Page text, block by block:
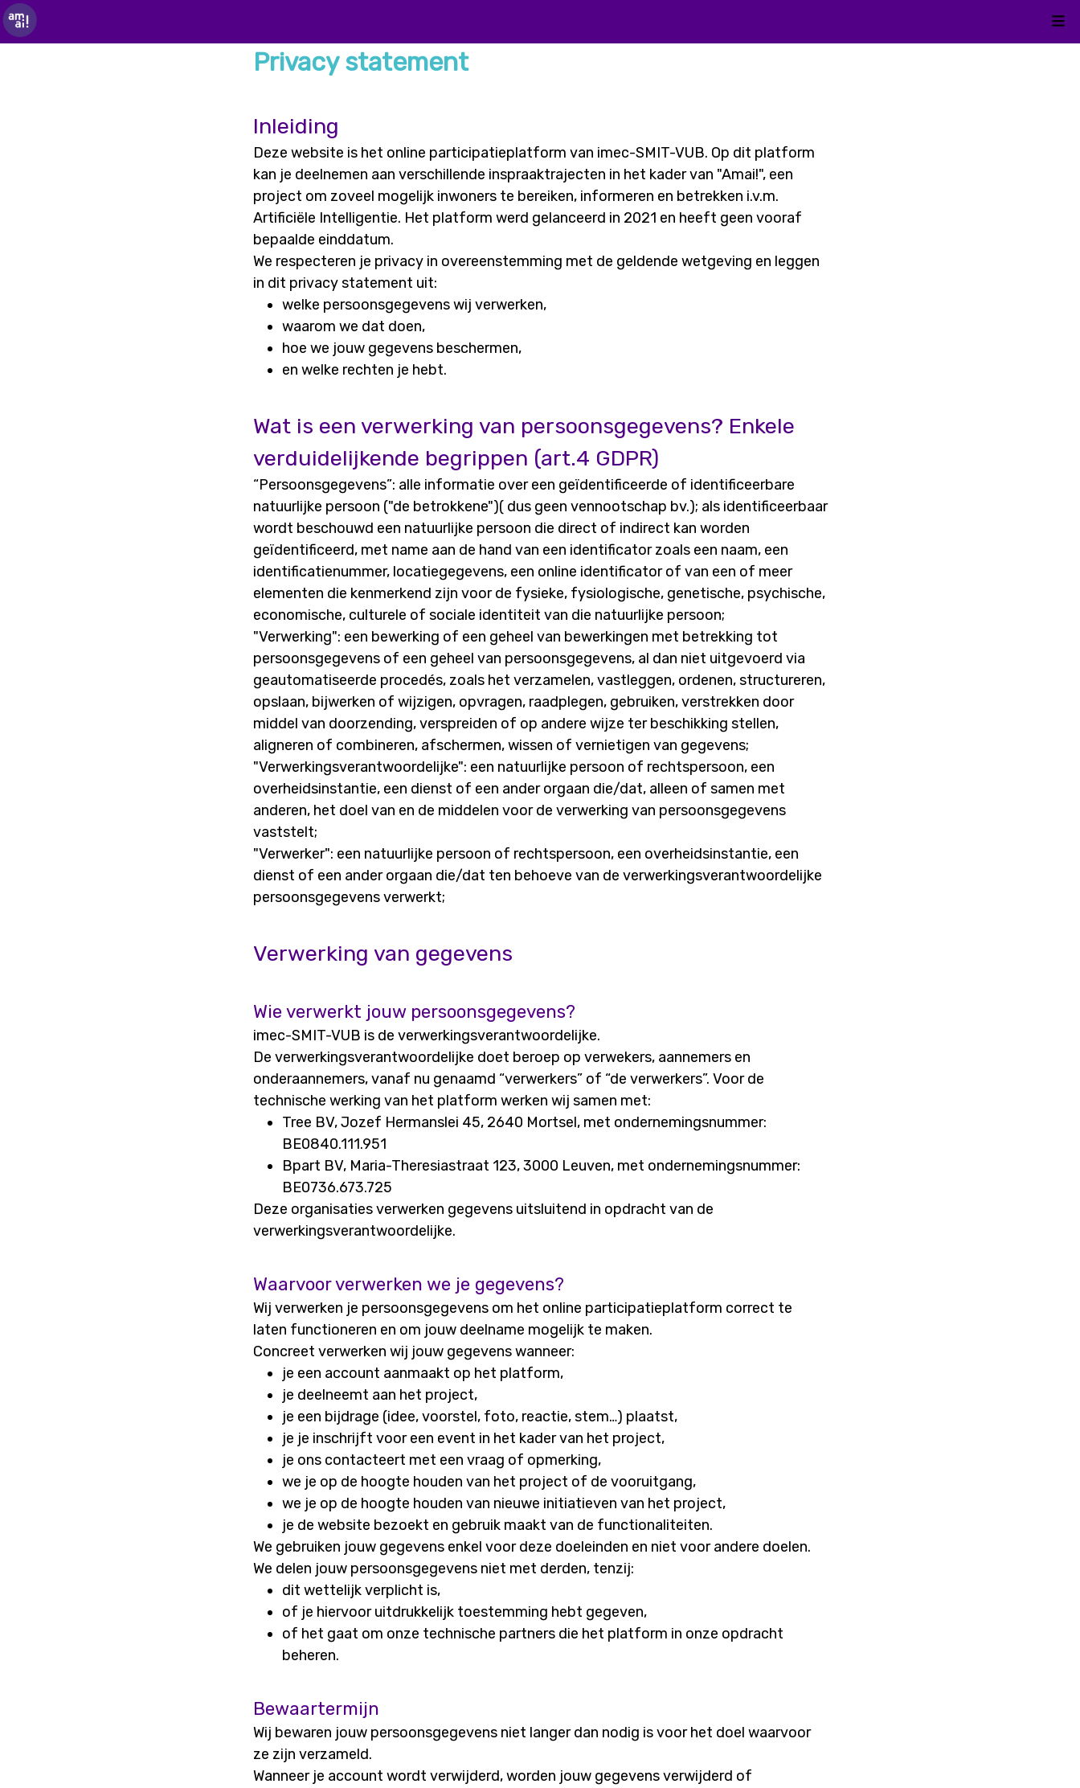
Privacy statement
Inleiding
Deze website is het online participatieplatform van imec-SMIT-VUB. Op dit platform
kan je deelnemen aan verschillende inspraaktrajecten in het kader van "Amai!", een
project om zoveel mogelijk inwoners te bereiken, informeren en betrekken i.v.m.
Artificiële Intelligentie. Het platform werd gelanceerd in 2021 en heeft geen vooraf
bepaalde einddatum.
We respecteren je privacy in overeenstemming met de geldende wetgeving en leggen
in dit privacy statement uit:
welke persoonsgegevens wij verwerken,
waarom we dat doen,
hoe we jouw gegevens beschermen,
en welke rechten je hebt.
Wat is een verwerking van persoonsgegevens? Enkele
verduidelijkende begrippen (art.4 GDPR)
“Persoonsgegevens”: alle informatie over een geïdentificeerde of identificeerbare
natuurlijke persoon ("de betrokkene")( dus geen vennootschap bv.); als identificeerbaar
wordt beschouwd een natuurlijke persoon die direct of indirect kan worden
geïdentificeerd, met name aan de hand van een identificator zoals een naam, een
identificatienummer, locatiegegevens, een online identificator of van een of meer
elementen die kenmerkend zijn voor de fysieke, fysiologische, genetische, psychische,
economische, culturele of sociale identiteit van die natuurlijke persoon;
"Verwerking": een bewerking of een geheel van bewerkingen met betrekking tot
persoonsgegevens of een geheel van persoonsgegevens, al dan niet uitgevoerd via
geautomatiseerde procedés, zoals het verzamelen, vastleggen, ordenen, structureren,
opslaan, bijwerken of wijzigen, opvragen, raadplegen, gebruiken, verstrekken door
middel van doorzending, verspreiden of op andere wijze ter beschikking stellen,
aligneren of combineren, afschermen, wissen of vernietigen van gegevens;
"Verwerkingsverantwoordelijke": een natuurlijke persoon of rechtspersoon, een
overheidsinstantie, een dienst of een ander orgaan die/dat, alleen of samen met
anderen, het doel van en de middelen voor de verwerking van persoonsgegevens
vaststelt;
"Verwerker": een natuurlijke persoon of rechtspersoon, een overheidsinstantie, een
dienst of een ander orgaan die/dat ten behoeve van de verwerkingsverantwoordelijke
persoonsgegevens verwerkt;
Verwerking van gegevens
Wie verwerkt jouw persoonsgegevens?
imec-SMIT-VUB is de verwerkingsverantwoordelijke.
De verwerkingsverantwoordelijke doet beroep op verwekers, aannemers en
onderaannemers, vanaf nu genaamd “verwerkers” of “de verwerkers”. Voor de
technische werking van het platform werken wij samen met:
Tree BV, Jozef Hermanslei 45, 2640 Mortsel, met ondernemingsnummer:
BE0840.111.951
Bpart BV, Maria-Theresiastraat 123, 3000 Leuven, met ondernemingsnummer:
BE0736.673.725
Deze organisaties verwerken gegevens uitsluitend in opdracht van de
verwerkingsverantwoordelijke.
Waarvoor verwerken we je gegevens?
Wij verwerken je persoonsgegevens om het online participatieplatform correct te
laten functioneren en om jouw deelname mogelijk te maken.
Concreet verwerken wij jouw gegevens wanneer:
je een account aanmaakt op het platform,
je deelneemt aan het project,
je een bijdrage (idee, voorstel, foto, reactie, stem…) plaatst,
je je inschrijft voor een event in het kader van het project,
je ons contacteert met een vraag of opmerking,
we je op de hoogte houden van het project of de vooruitgang,
we je op de hoogte houden van nieuwe initiatieven van het project,
je de website bezoekt en gebruik maakt van de functionaliteiten.
We gebruiken jouw gegevens enkel voor deze doeleinden en niet voor andere doelen.
We delen jouw persoonsgegevens niet met derden, tenzij:
dit wettelijk verplicht is,
of je hiervoor uitdrukkelijk toestemming hebt gegeven,
of het gaat om onze technische partners die het platform in onze opdracht
beheren.
Bewaartermijn
Wij bewaren jouw persoonsgegevens niet langer dan nodig is voor het doel waarvoor
ze zijn verzameld.
Wanneer je account wordt verwijderd, worden jouw gegevens verwijderd of